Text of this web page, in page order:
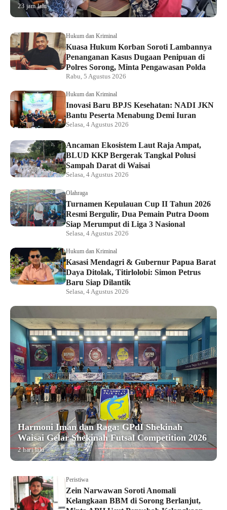
23 jam lalu
Hukum dan Kriminal
Kuasa Hukum Korban Soroti Lambannya
Penanganan Kasus Dugaan Penipuan di
Polres Sorong, Minta Pengawasan Polda
Rabu, 5 Agustus 2026
Hukum dan Kriminal
Inovasi Baru BPJS Kesehatan: NADI JKN
Bantu Peserta Menabung Demi Iuran
Selasa, 4 Agustus 2026
Ancaman Ekosistem Laut Raja Ampat,
BLUD KKP Bergerak Tangkal Polusi
Sampah Darat di Waisai
Selasa, 4 Agustus 2026
Olahraga
Turnamen Kepulauan Cup II Tahun 2026
Resmi Bergulir, Dua Pemain Putra Doom
Siap Merumput di Liga 3 Nasional
Selasa, 4 Agustus 2026
Hukum dan Kriminal
Kasasi Mendagri & Gubernur Papua Barat
Daya Ditolak, Titirlolobi: Simon Petrus
Baru Siap Dilantik
Selasa, 4 Agustus 2026
Harmoni Iman dan Raga: GPdI Shekinah
Waisai Gelar Shekinah Futsal Competition 2026
2 hari lalu
Peristiwa
Zein Narwawan Soroti Anomali
Kelangkaan BBM di Sorong Berlanjut,